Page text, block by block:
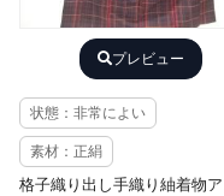
プレビュー
状態：非常によい
素材：正絹
格子織り出し手織り紬着物